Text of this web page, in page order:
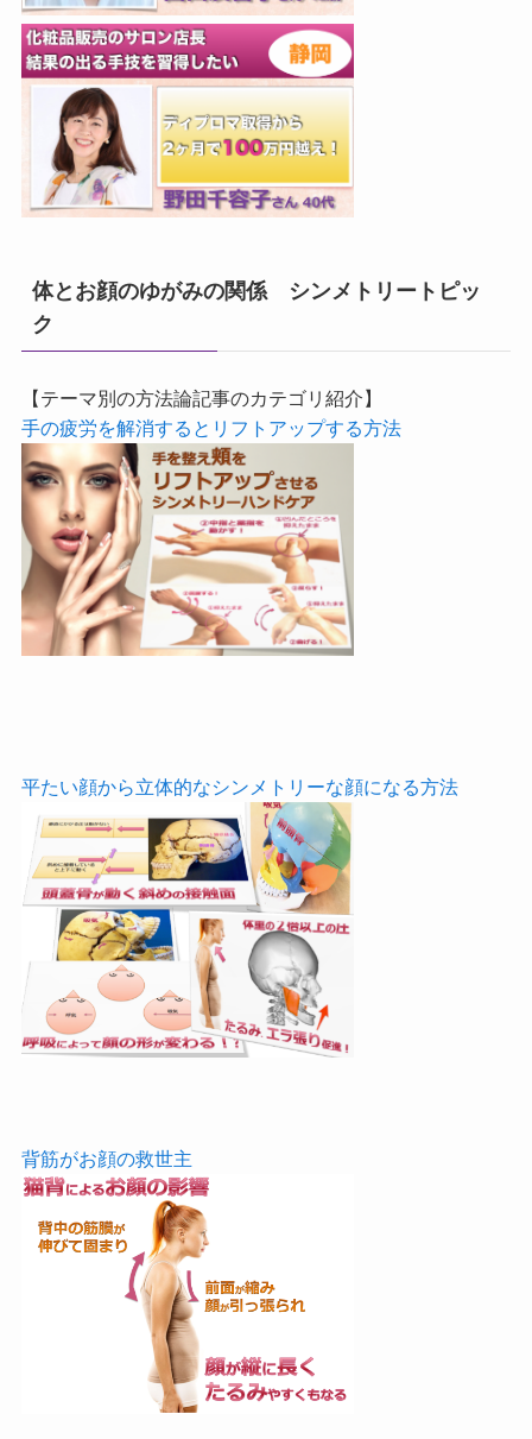
体とお顔のゆがみの関係 シンメトリートピッ
ク
【テーマ別の方法論記事のカテゴリ紹介】
手の疲労を解消するとリフトアップする方法
平たい顔から立体的なシンメトリーな顔になる方法
背筋がお顔の救世主